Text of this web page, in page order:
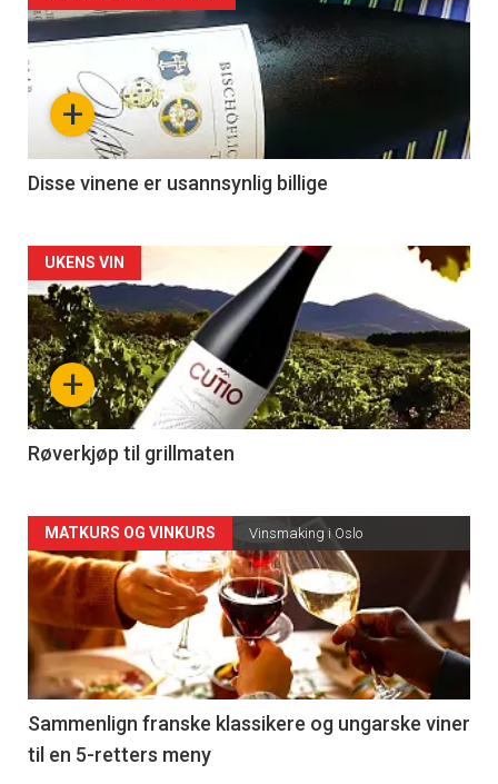
akkurat
nå
3
+
Disse vinene er usannsynlig billige
Forsiden
akkurat
nå
-
4
+
UKENS VIN
Røverkjøp til grillmaten
Forsiden
akkurat
nå
-
5
MATKURS OG VINKURS Vinsmaking i Oslo
Sammenlign franske klassikere og ungarske viner
til en 5-retters meny